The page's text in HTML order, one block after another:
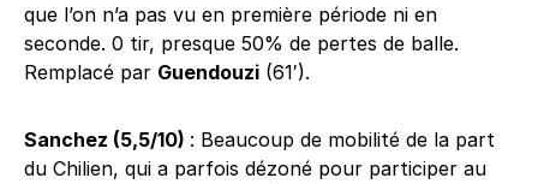
que l’on n’a pas vu en première période ni en
seconde. 0 tir, presque 50% de pertes de balle.
Remplacé par Guendouzi (61′).
Sanchez (5,5/10) : Beaucoup de mobilité de la part
du Chilien, qui a parfois dézoné pour participer au